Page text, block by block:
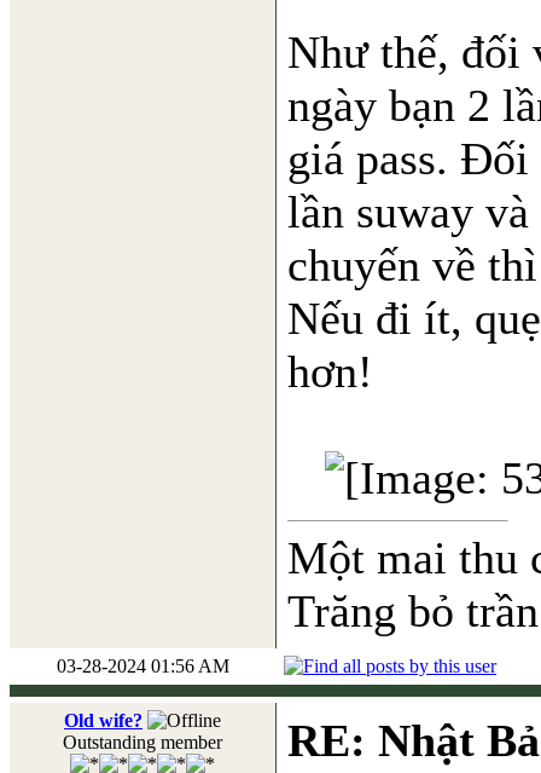
Như thế, đối
ngày bạn 2
giá pass. Đối
lần suway
chuyến về
Nếu đi ít,
hơn!
Một mai thu
Trăng bỏ
03-28-2024 01:56 AM
Old wife?
Outstanding member
RE: Nhật